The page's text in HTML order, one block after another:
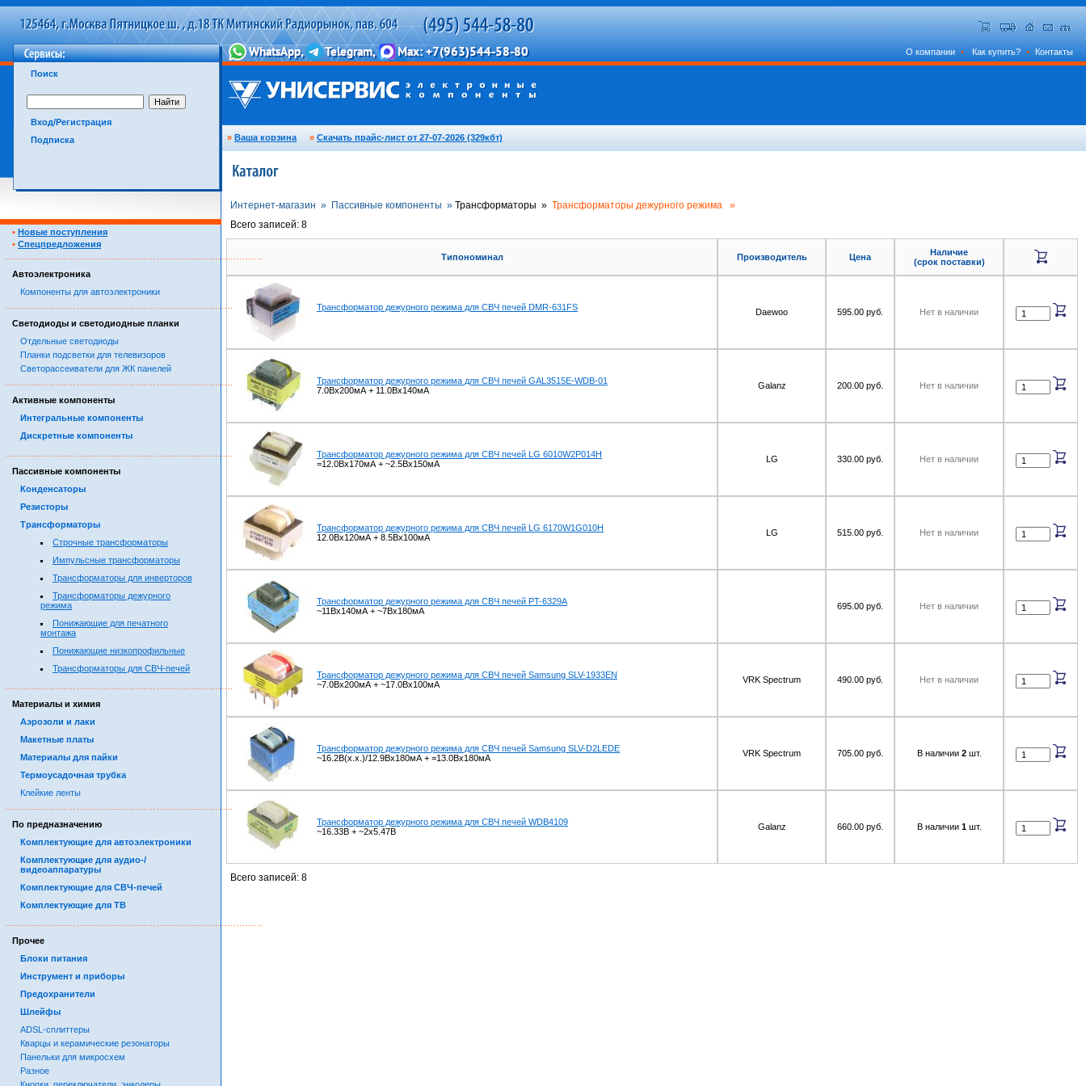
Поиск
Вход/Регистрация
Подписка
О компании • Как купить? • Контакты
» Ваша корзина » Скачать прайс-лист от 27-07-2026 (329кбт)
• Новые поступления
• Спецпредложения
Автоэлектроника
Компоненты для автоэлектроники
……………………………………………………………………………
Светодиоды и светодиодные планки
Отдельные светодиоды
Планки подсветки для телевизоров
Светорассеиватели для ЖК панелей
……………………………………………………………………………
Активные компоненты
Интегральные компоненты
Дискретные компоненты
……………………………………………………………………………
Пассивные компоненты
Конденсаторы
Резисторы
Трансформаторы
Строчные трансформаторы
Импульсные трансформаторы
Трансформаторы для инверторов
Трансформаторы дежурного
режима
Понижающие для печатного
монтажа
Понижающие низкопрофильные
Трансформаторы для СВЧ-печей
……………………………………………………………………………
Материалы и химия
Аэрозоли и лаки
Макетные платы
Материалы для пайки
Термоусадочная трубка
Клейкие ленты
……………………………………………………………………………
По предназначению
Комплектующие для автоэлектроники
Комплектующие для аудио-/
видеоаппаратуры
Комплектующие для СВЧ-печей
Комплектующие для ТВ
Прочее
Блоки питания
Инструмент и приборы
Предохранители
Шлейфы
ADSL-сплиттеры
Кварцы и керамические резонаторы
Панельки для микросхем
Разное
Интернет-магазин » Пассивные компоненты » Трансформаторы » Трансформаторы дежурного режима »
Всего записей: 8
Типономинал Производитель Цена
Наличие
(срок поставки)
Трансформатор дежурного режима для СВЧ печей DMR-631FS Daewoo 595.00 руб. Нет в наличии
Трансформатор дежурного режима для СВЧ печей GAL3515E-WDB-01
7.0Вx200мА + 11.0Вx140мА
Galanz 200.00 руб. Нет в наличии
Трансформатор дежурного режима для СВЧ печей LG 6010W2P014H
=12.0Вx170мА + ~2.5Вx150мА
LG 330.00 руб. Нет в наличии
Трансформатор дежурного режима для СВЧ печей LG 6170W1G010H
12.0Вx120мА + 8.5Вx100мА
LG 515.00 руб. Нет в наличии
Трансформатор дежурного режима для СВЧ печей PT-6329A
~11Вx140мА + ~7Вx180мА
695.00 руб. Нет в наличии
Трансформатор дежурного режима для СВЧ печей Samsung SLV-1933EN
~7.0Вx200мА + ~17.0Вx100мА
VRK Spectrum 490.00 руб. Нет в наличии
Трансформатор дежурного режима для СВЧ печей Samsung SLV-D2LEDE
~16.2В(х.х.)/12.9Вx180мА + =13.0Вx180мА
VRK Spectrum 705.00 руб. В наличии 2шт.
Трансформатор дежурного режима для СВЧ печей WDB4109
~16.33В + ~2x5.47В
Galanz 660.00 руб. В наличии 1шт.
Всего записей: 8